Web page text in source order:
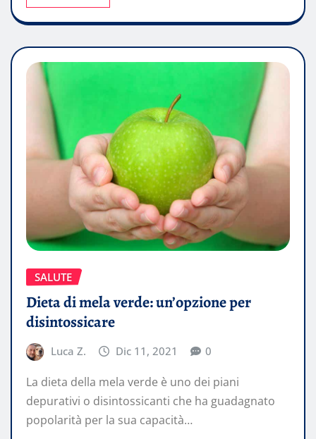
SALUTE
Dieta di mela verde: un’opzione per
disintossicare
Luca Z. Dic 11, 2021 0
La dieta della mela verde è uno dei piani
depurativi o disintossicanti che ha guadagnato
popolarità per la sua capacità…